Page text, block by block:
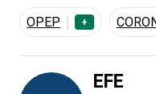
OPEP +
EFE